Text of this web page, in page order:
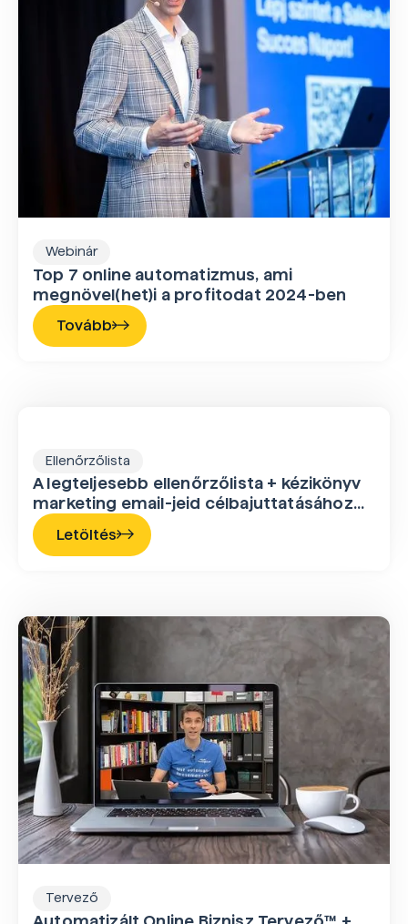
Webinár
Top 7 online automatizmus, ami
megnövel(het)i a profitodat 2024-ben
Tovább
Ellenőrzőlista
A legteljesebb ellenőrzőlista + kézikönyv
marketing email-jeid célbajuttatásához…
Letöltés
Tervező
Automatizált Online Biznisz Tervező™ +